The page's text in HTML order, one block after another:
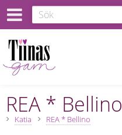
REA * Bellino
Katia REA * Bellino